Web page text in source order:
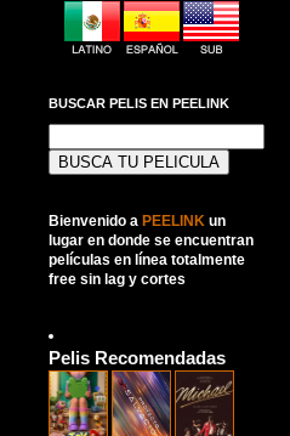
BUSCAR PELIS EN PEELINK
Bienvenido a PEELINK un
lugar en donde se encuentran
películas en línea totalmente
free sin lag y cortes
Pelis Recomendadas